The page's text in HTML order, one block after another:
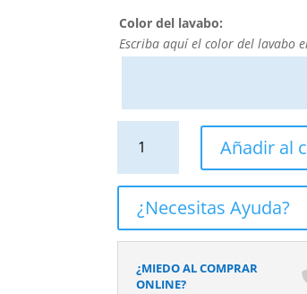
Color del lavabo:
Escriba aquí el color del lavabo
sobre
encimera
GENIL
Solid
Surface
cantidad
Añadir al
¿Necesitas Ayuda?
¿MIEDO AL COMPRAR
ONLINE?